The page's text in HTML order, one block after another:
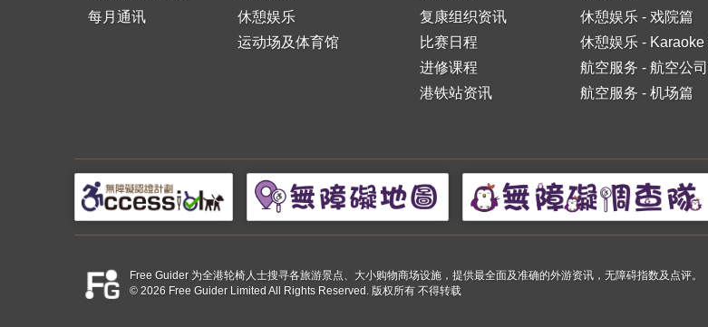
每月通讯
休憩娱乐
运动场及体育馆
复康组织资讯
比赛日程
进修课程
港铁站资讯
休憩娱乐 - 戏院篇
休憩娱乐 - Karaoke
航空服务 - 航空公
航空服务 - 机场篇
Free Guider 为全港轮椅人士搜寻各旅游景点、大小购物商场设施，提供最全面及准确的外游资讯，无障碍指数及点评。
© 2026 Free Guider Limited All Rights Reserved. 版权所有 不得转载